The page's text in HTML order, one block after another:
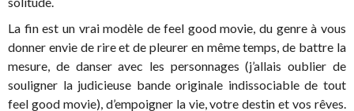
La fin est un vrai modèle de feel good movie, du genre à vous
donner envie de rire et de pleurer en même temps, de battre la
mesure, de danser avec les personnages (j’allais oublier de
souligner la judicieuse bande originale indissociable de tout
feel good movie), d’empoigner la vie, votre destin et vos rêves.